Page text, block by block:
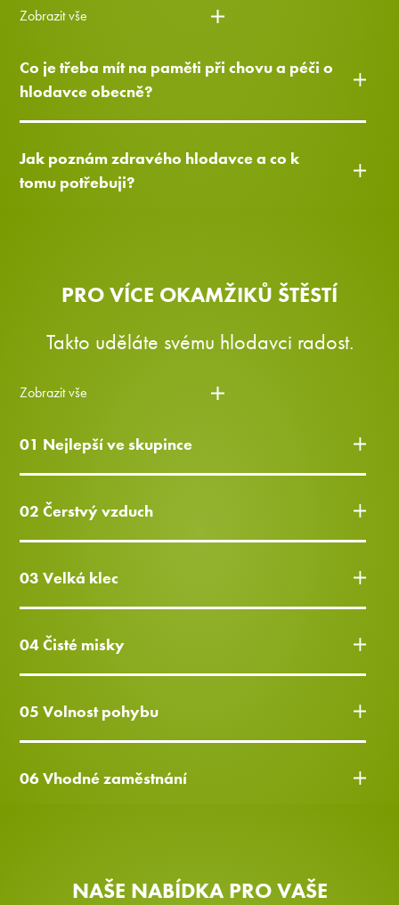
Zobrazit vše
Co je třeba mít na paměti při chovu a péči o
hlodavce obecně?
Jak poznám zdravého hlodavce a co k
tomu potřebuji?
PRO VÍCE OKAMŽIKŮ ŠTĚSTÍ
Takto uděláte svému hlodavci radost.
Zobrazit vše
01 Nejlepší ve skupince
02 Čerstvý vzduch
03 Velká klec
04 Čisté misky
05 Volnost pohybu
06 Vhodné zaměstnání
NAŠE NABÍDKA PRO VAŠE